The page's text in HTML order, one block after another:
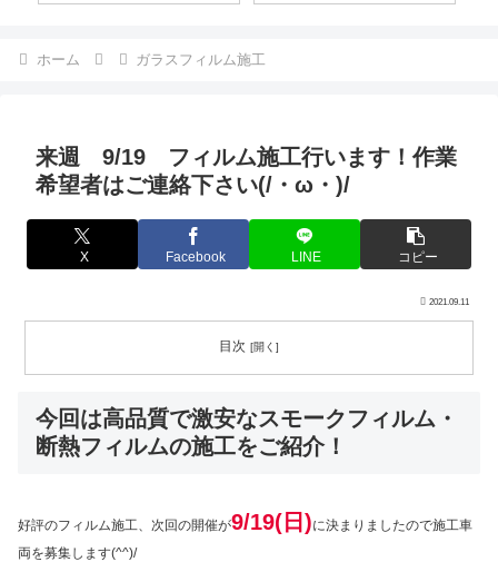
ホーム ガラスフィルム施工
来週 9/19 フィルム施工行います！作業
希望者はご連絡下さい(/・ω・)/
X Facebook LINE コピー
2021.09.11
目次
今回は高品質で激安なスモークフィルム・
断熱フィルムの施工をご紹介！
好評のフィルム施工、次回の開催が9/19(日)に決まりましたので施工車
両を募集します(^^)/